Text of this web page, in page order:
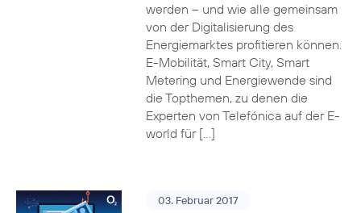
werden – und wie alle gemeinsam
von der Digitalisierung des
Energiemarktes profitieren können.
E-Mobilität, Smart City, Smart
Metering und Energiewende sind
die Topthemen, zu denen die
Experten von Telefónica auf der E-
world für […]
03. Februar 2017